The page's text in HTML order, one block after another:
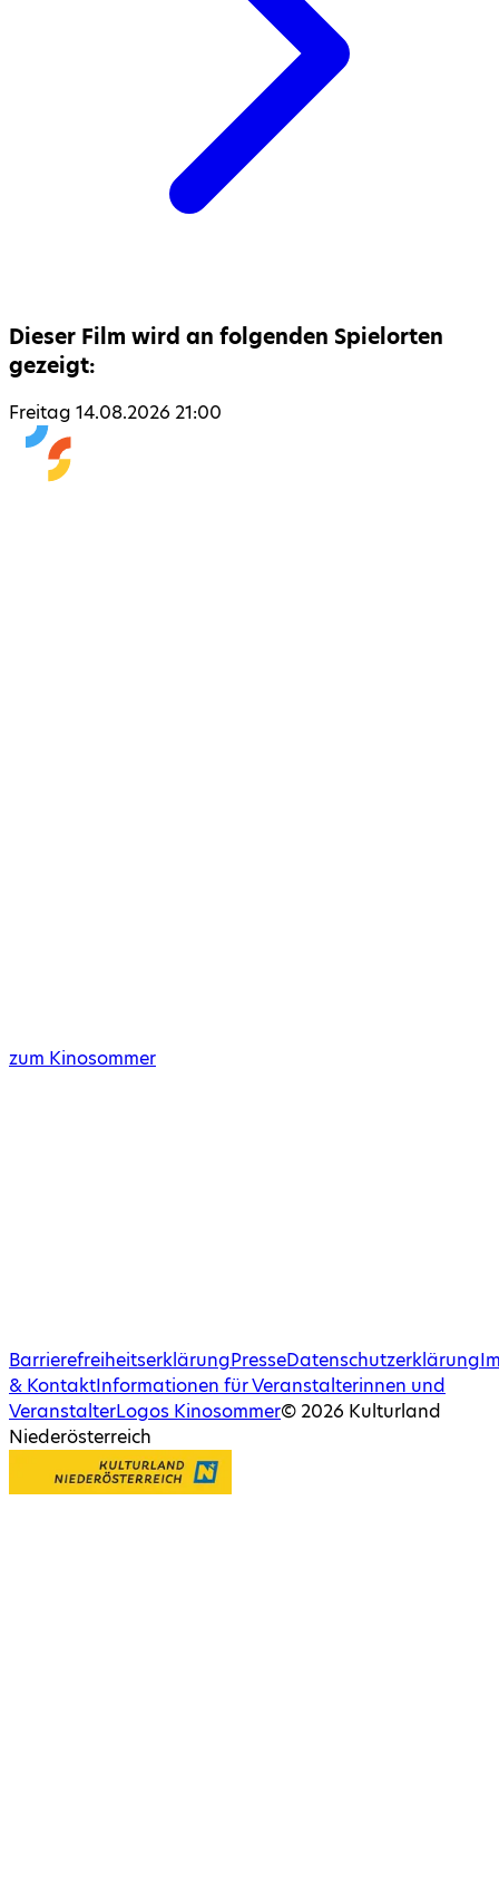
Dieser Film wird an folgenden Spielorten
gezeigt:
Freitag 14.08.2026 21:00
zum Kinosommer
BarrierefreiheitserklärungPresseDatenschutzerklärung
& KontaktInformationen für Veranstalterinnen und
VeranstalterLogos Kinosommer© 2026 Kulturland
Niederösterreich